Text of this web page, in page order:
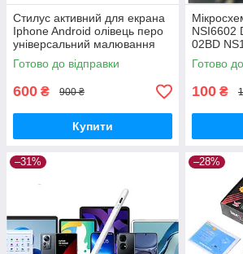
Стилус активний для екрана
Iphone Android олівець перо
універсальний малювання
Готово до відправки
600 ₴ 900 ₴
Купити
NSI6602
02BD
Готово
100 ₴
–31% –28%